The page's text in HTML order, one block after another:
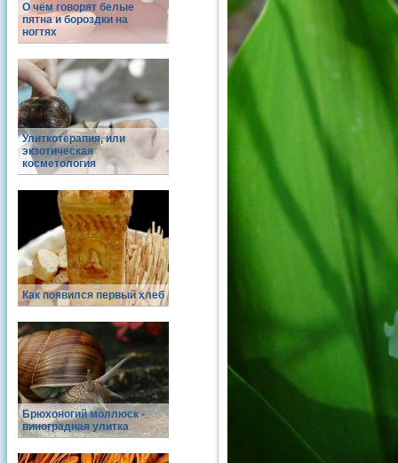
О чём говорят белые
пятна и бороздки на
ногтях
Улиткотерапия, или
экзотическая
косметология
Как появился первый хлеб
Брюхоногий моллюск -
виноградная улитка